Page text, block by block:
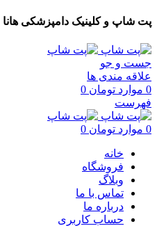
پت شاپ و کلینیک دامپزشکی هانا
جست و جو
علاقه مندی ها
0 موارد تومان
فهرست
0 موارد تومان
خانه
فروشگاه
وبلاگ
تماس با ما
درباره ما
حساب کاربری